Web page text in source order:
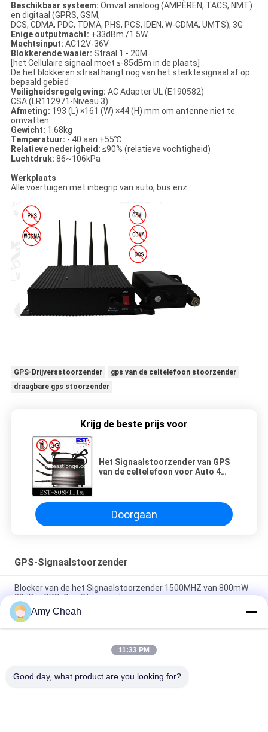
Beschikbaar systeem: Omvat analoog (AMPÈREN, TACS, NMT)
en digitaal (GPRS, GSM,
DCS, CDMA, PDC, TDMA, PHS, PCS, IDEN, W-CDMA, UMTS), 3G
Enige outputmacht: +33dBm /1.5W
Machtsinput: AC12V-36V
Blokkerende waaier: Straal 1 - 20M
[het Cellulaire signaal moet ≤-85dBm in de plaats]
De het blokkeren straal hangt nog van het sterktesignaal af op
bepaald gebied
Veiligheidsregelgeving: AC Adapter UL (E190582)
CSA (LR112971-Niveau 3)
Afmeting: 193 (L) ×161 (W) ×44 (H) mm om antenne niet te
omvatten
Gewicht: 1.68kg
Temperatuur: - 40 aan +55℃
Relatieve nederigheid: ≤90% (relatieve vochtigheid)
Luchtdruk: 86~106kPa
Werkplaats
Alle voertuigen met inbegrip van auto, bus enz.
GPS-Drijversstoorzender
gps van de celtelefoon stoorzender
draagbare gps stoorzender
Krijg de beste prijs voor
Het Signaalstoorzender van GPS
van de celtelefoon voor Auto 4
Doorgaan
GPS-Signaalstoorzender
Blocker van de het Signaalstoorzender 1500MHZ van 800mW
30dBm GPS, Gps Stoorzender
5 het Signaalstoorzender van kanalenwifi GPS, Mobiele GPS
Blocker van 30dBm Stoorzender
Het openlucht van het Signaalstoorzenders van 150mA
Amy Cheah
11:33 PM
Good day, what product are you looking for?